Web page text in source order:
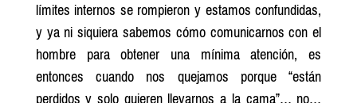
límites internos se rompieron y estamos confundidas,
y ya ni siquiera sabemos cómo comunicarnos con el
hombre para obtener una mínima atención, es
entonces cuando nos quejamos porque “están